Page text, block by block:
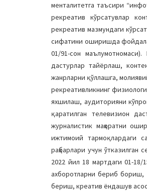
менталитетга таъсири
рекреатив кўрсатувлар
рекреатив мазмундаги
сифатини оширишда
01/91-сон
дастурлар тайёрлаш,
жанрларни қўллашга,
рекреативликнинг
яхшилаш, аудиторияни
қаратилган телевизион
журналистик маҳоратни
ижтимоий тармоқлардаги
раҳбарлари учун
2022 йил 18 мартдаги 01-18/
ахборотларни бериб бориш,
бериш, креатив ёндашув